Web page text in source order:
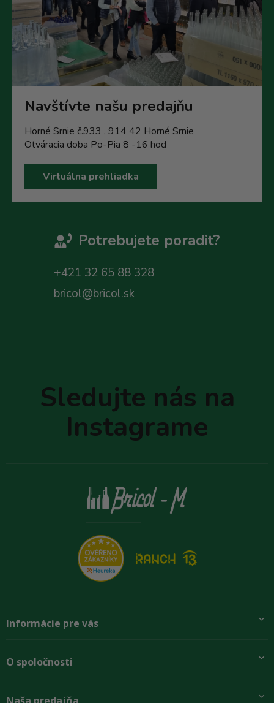
Navštívte našu predajňu
Horné Srnie č.933 , 914 42 Horné Srnie
Otváracia doba Po-Pia 8 -16 hod
Virtuálna prehliadka
Potrebujete poradit?
+421 32 65 88 328
bricol@bricol.sk
Sledujte nás na
Instagrame
Informácie pre vás
Preprava a platba
O spoločnosti